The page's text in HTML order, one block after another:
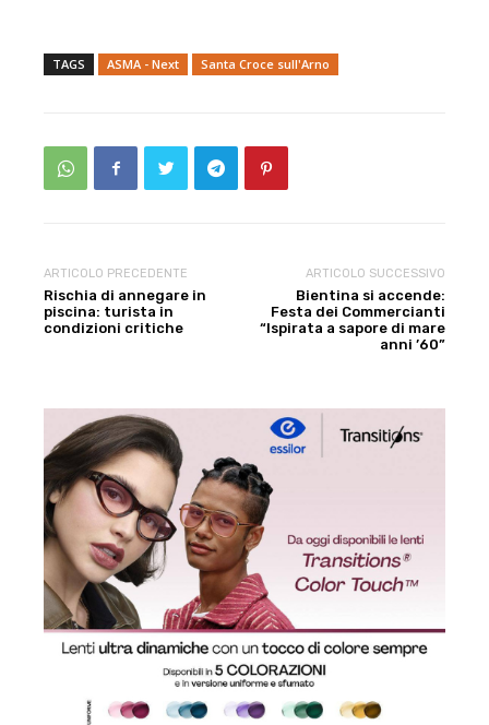
TAGS ASMA - Next Santa Croce sull'Arno
ARTICOLO PRECEDENTE
Rischia di annegare in
piscina: turista in
condizioni critiche
ARTICOLO SUCCESSIVO
Bientina si accende:
Festa dei Commercianti
“Ispirata a sapore di mare
anni ’60”